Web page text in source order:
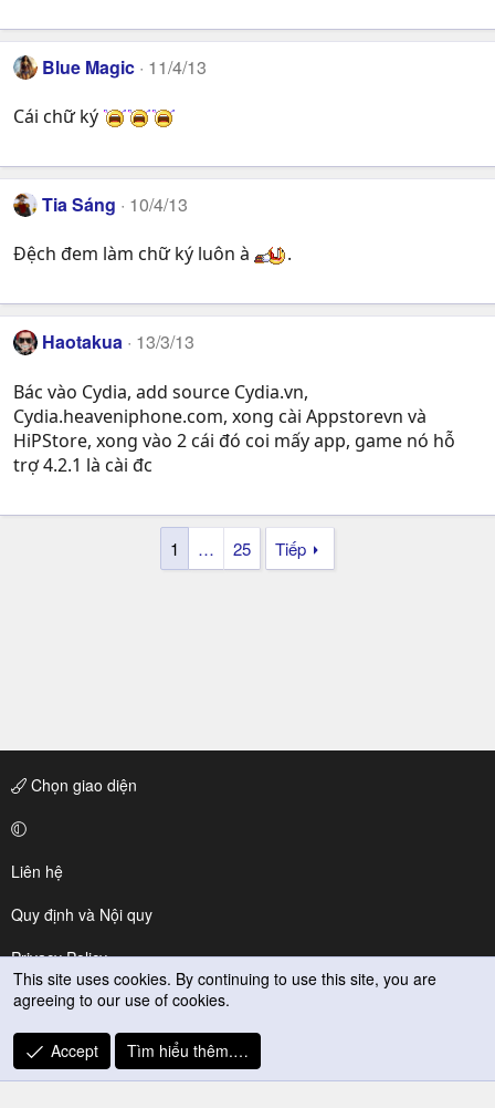
Blue Magic 11/4/13
Cái chữ ký
Tia Sáng 10/4/13
Đệch đem làm chữ ký luôn à .
Haotakua 13/3/13
Bác vào Cydia, add source Cydia.vn,
Cydia.heaveniphone.com, xong cài Appstorevn và
HiPStore, xong vào 2 cái đó coi mấy app, game nó hỗ
trợ 4.2.1 là cài đc
1 … 25 Tiếp
Chọn giao diện
Liên hệ
Quy định và Nội quy
Privacy Policy
Trợ giúp
R
S
This site uses cookies. By continuing to use this site, you are
agreeing to our use of cookies.
Accept Tìm hiểu thêm.…